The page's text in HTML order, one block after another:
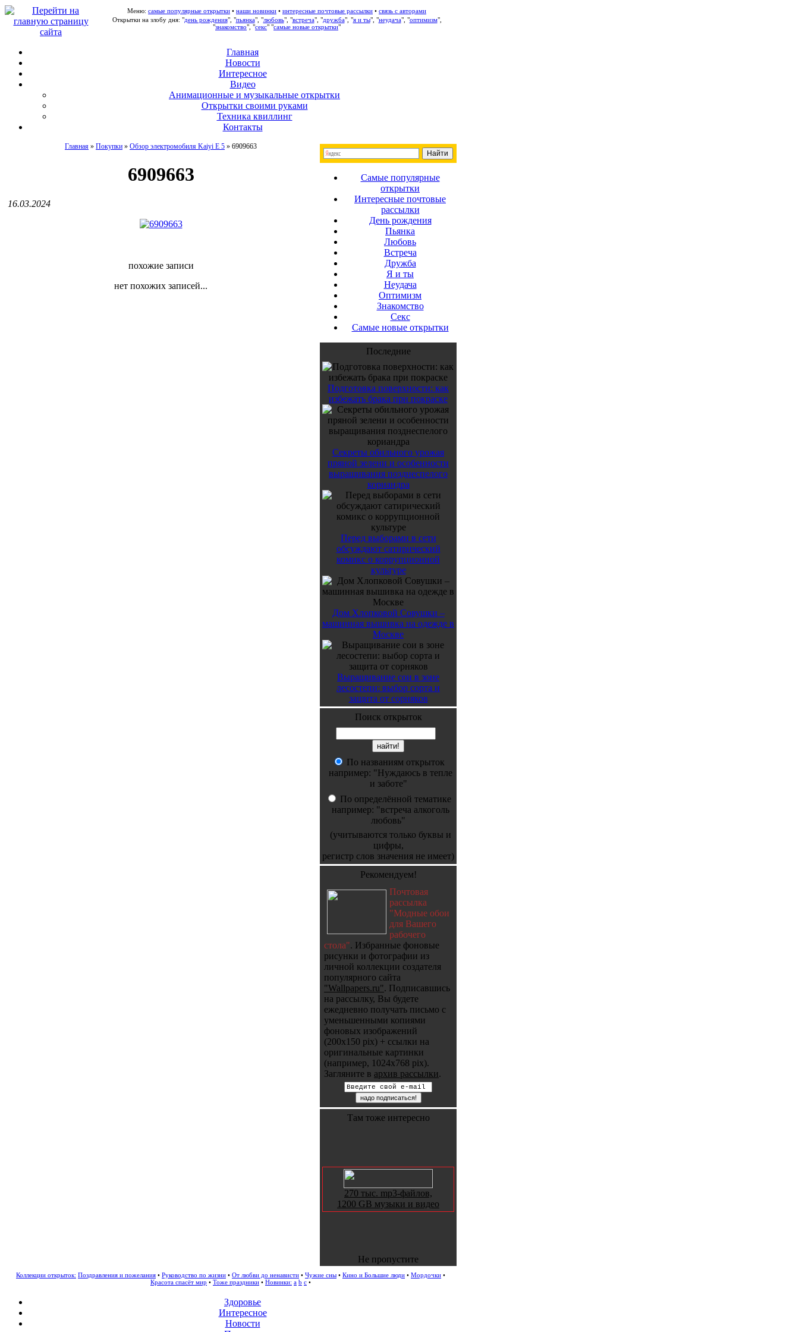
Меню: самые популярные открытки • наши новинки • интересные почтовые рассылки • связь с авторами
Открытки на злобу дня: "день рождения", "пьянка", "любовь", "встреча", "дружба", "я и ты", "неудача", "оптимизм",
"знакомство", "секс" "самые новые открытки"
Главная
Новости
Интересное
Видео
Анимационные и музыкальные открытки
Открытки своими руками
Техника квиллинг
Контакты
Главная » Покупки » Обзор электромобиля Kaiyi E 5 » 6909663
6909663
16.03.2024
похожие записи
нет похожих записей...
Самые популярные
открытки
Интересные почтовые
рассылки
День рождения
Пьянка
Любовь
Встреча
Дружба
Я и ты
Неудача
Оптимизм
Знакомство
Секс
Самые новые открытки
Последние
Подготовка поверхности: как
избежать брака при покраске
Секреты обильного урожая
пряной зелени и особенности
выращивания позднеспелого
кориандра
Перед выборами в сети
обсуждают сатирический
комикс о коррупционной
культуре
Дом Хлопковой Совушки –
машинная вышивка на одежде в
Москве
Выращивание сои в зоне
лесостепи: выбор сорта и
защита от сорняков
Поиск открыток
По названиям открыток
например: "Нуждаюсь в тепле
и заботе"
По определённой тематике
например: "встреча алкоголь
любовь"
(учитываются только буквы и
цифры,
регистр слов значения не имеет)
Рекомендуем!
Почтовая
рассылка
"Модные обои
для Вашего
рабочего
стола". Избранные фоновые
рисунки и фотографии из
личной коллекции создателя
популярного сайта
"Wallpapers.ru". Подписавшись
на рассылку, Вы будете
ежедневно получать письмо с
уменьшенными копиями
фоновых изображений
(200x150 pix) + ссылки на
оригинальные картинки
(например, 1024x768 pix).
Загляните в архив рассылки.
Там тоже интересно
270 тыс. mp3-файлов,
1200 GB музыки и видео
Не пропустите
Коллекции открыток: Поздравления и пожелания • Руководство по жизни • От любви до ненависти • Чужие сны • Кино и Большие люди • Мордочки •
Красота спасёт мир • Тоже праздники • Новинки: a b c •
Здоровье
Интересное
Новости